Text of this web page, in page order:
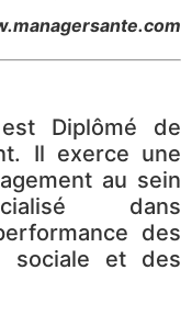
Diplômé de
Il exerce une
au sein
dans
des
sociale et des